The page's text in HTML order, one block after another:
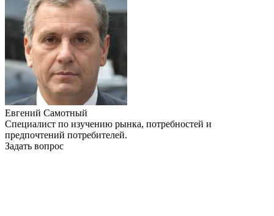
Евгений Самотный
Специалист по изучению рынка, потребностей и
предпочтений потребителей.
Задать вопрос